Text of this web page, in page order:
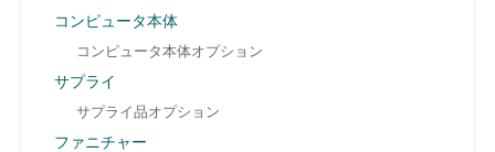
コンピュータ本体
コンピュータ本体オプション
サプライ
サプライ品オプション
ファニチャー